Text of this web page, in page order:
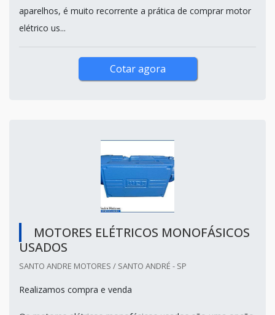
aparelhos, é muito recorrente a prática de comprar motor
elétrico us...
Cotar agora
MOTORES ELÉTRICOS MONOFÁSICOS
USADOS
SANTO ANDRE MOTORES / SANTO ANDRÉ - SP
Realizamos compra e venda